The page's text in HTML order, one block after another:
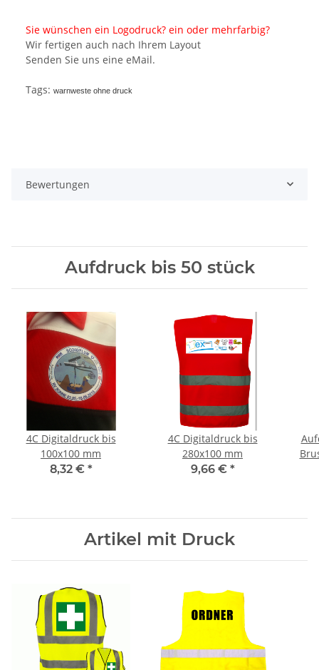
Sie wünschen ein Logodruck? ein oder mehrfarbig?
Wir fertigen auch nach Ihrem Layout
Senden Sie uns eine eMail.
Tags: warnweste ohne druck
Bewertungen
Aufdruck bis 50 stück
4C Digitaldruck bis
100x100 mm
8,32 € *
4C Digitaldruck bis
280x100 mm
9,66 € *
Artikel mit Druck